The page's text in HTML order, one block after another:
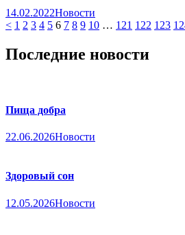
14.02.2022Новости
< 1 2 3 4 5 6 7 8 9 10 … 121 122 123
Последние новости
Пища добра
22.06.2026Новости
Здоровый сон
12.05.2026Новости